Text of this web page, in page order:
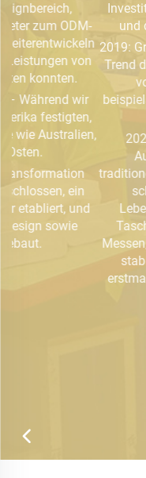
Investitionen in
und das DTC-
2019: Grün und
Trend der
von
beispielsweise aus
eine positive
2020: Chancen in
Auswirkungen
traditionellen
schnell an und
Lebensszenarien“
Taschen und
Messen, Social-
stabilisierten wir
erstmals der Anteil